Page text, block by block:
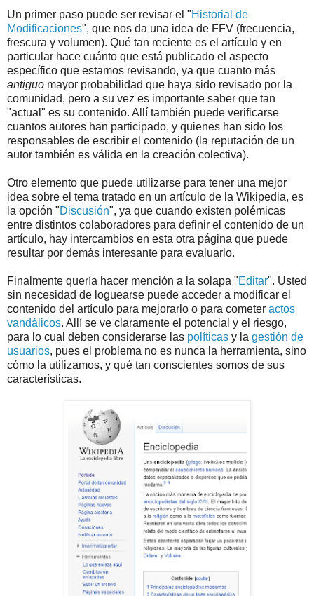
Un primer paso puede ser revisar el "Historial de
Modificaciones", que nos da una idea de FFV (frecuencia,
frescura y volumen). Qué tan reciente es el artículo y en
particular hace cuánto que está publicado el aspecto
específico que estamos revisando, ya que cuanto más
antiguo mayor probabilidad que haya sido revisado por la
comunidad, pero a su vez es importante saber que tan
"actual" es su contenido. Allí también puede verificarse
cuantos autores han participado, y quienes han sido los
responsables de escribir el contenido (la reputación de un
autor también es válida en la creación colectiva).
Otro elemento que puede utilizarse para tener una mejor
idea sobre el tema tratado en un artículo de la Wikipedia, es
la opción "Discusión", ya que cuando existen polémicas
entre distintos colaboradores para definir el contenido de un
artículo, hay intercambios en esta otra página que puede
resultar por demás interesante para evaluarlo.
Finalmente quería hacer mención a la solapa "Editar". Usted
sin necesidad de loguearse puede acceder a modificar el
contenido del artículo para mejorarlo o para cometer actos
vandálicos. Allí se ve claramente el potencial y el riesgo,
para lo cual deben considerarse las políticas y la gestión de
usuarios, pues el problema no es nunca la herramienta, sino
cómo la utilizamos, y qué tan conscientes somos de sus
características.